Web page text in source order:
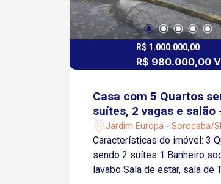
R$ 1.000.000,00
R$ 980.000,00 V
Casa com 5 Quartos
suítes, 2 vagas e salão
Jardim Europa
Jardim Europa - Sorocaba/
Características do imóvel: 3
sendo 2 suítes 1 Banheiro
lavabo Sala de estar, sala de